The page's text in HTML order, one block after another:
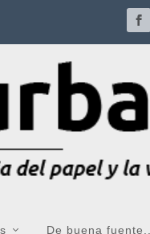
De buena fuente...